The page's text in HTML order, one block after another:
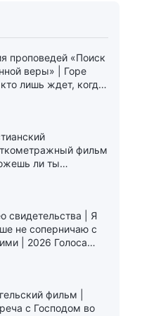
на каждый день:
в жизнь | Отрывок
на каждый день:
в жизнь | Отрывок
на каждый день:
в жизнь | Отрывок
проповедей «Поиск
веры» | Горе
лишь ждет, когда
фильм
ли ты
свидетельства | Я
не соперничаю с
| 2026 Голоса
фильм |
с Господом во